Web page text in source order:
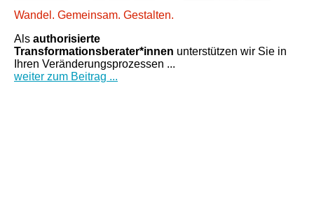
Wandel. Gemeinsam. Gestalten.
Als authorisierte
Transformationsberater*innen unterstützen wir Sie in
Ihren Veränderungsprozessen ...
weiter zum Beitrag ...